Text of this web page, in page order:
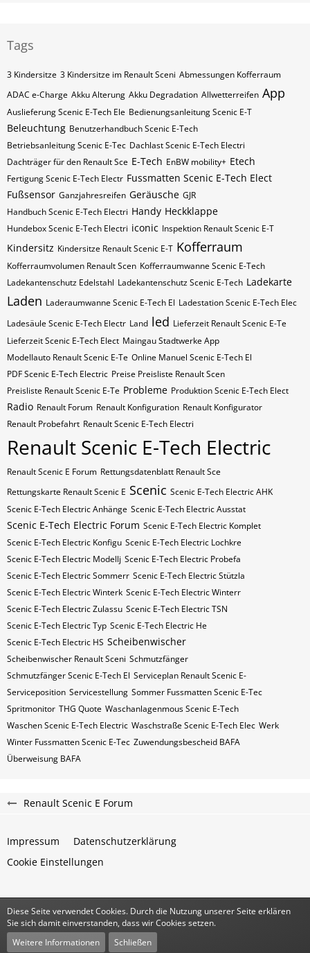
Tags
3 Kindersitze 3 Kindersitze im Renault Sceni Abmessungen Kofferraum
ADAC e-Charge Akku Alterung Akku Degradation Allwetterreifen App
Auslieferung Scenic E-Tech Ele Bedienungsanleitung Scenic E-T
Beleuchtung Benutzerhandbuch Scenic E-Tech
Betriebsanleitung Scenic E-Tec Dachlast Scenic E-Tech Electri
Dachträger für den Renault Sce E-Tech EnBW mobility+ Etech
Fertigung Scenic E-Tech Electr Fussmatten Scenic E-Tech Elect
Fußsensor Ganzjahresreifen Geräusche GJR
Handbuch Scenic E-Tech Electri Handy Heckklappe
Hundebox Scenic E-Tech Electri iconic Inspektion Renault Scenic E-T
Kindersitz Kindersitze Renault Scenic E-T Kofferraum
Kofferraumvolumen Renault Scen Kofferraumwanne Scenic E-Tech
Ladekantenschutz Edelstahl Ladekantenschutz Scenic E-Tech Ladekarte
Laden Laderaumwanne Scenic E-Tech El Ladestation Scenic E-Tech Elec
Ladesäule Scenic E-Tech Electr Land led Lieferzeit Renault Scenic E-Te
Lieferzeit Scenic E-Tech Elect Maingau Stadtwerke App
Modellauto Renault Scenic E-Te Online Manuel Scenic E-Tech El
PDF Scenic E-Tech Electric Preise Preisliste Renault Scen
Preisliste Renault Scenic E-Te Probleme Produktion Scenic E-Tech Elect
Radio Renault Forum Renault Konfiguration Renault Konfigurator
Renault Probefahrt Renault Scenic E-Tech Electri
Renault Scenic E-Tech Electric
Renault Scenic E Forum Rettungsdatenblatt Renault Sce
Rettungskarte Renault Scenic E Scenic Scenic E-Tech Electric AHK
Scenic E-Tech Electric Anhänge Scenic E-Tech Electric Ausstat
Scenic E-Tech Electric Forum Scenic E-Tech Electric Komplet
Scenic E-Tech Electric Konfigu Scenic E-Tech Electric Lochkre
Scenic E-Tech Electric Modellj Scenic E-Tech Electric Probefa
Scenic E-Tech Electric Sommerr Scenic E-Tech Electric Stützla
Scenic E-Tech Electric Winterk Scenic E-Tech Electric Winterr
Scenic E-Tech Electric Zulassu Scenic E-Tech Electric​​​​ TSN
Scenic E-Tech Electric​​​​ Typ Scenic E-Tech Electric​​​​​ He
Scenic E-Tech Electric​​​​​ HS Scheibenwischer
Scheibenwischer Renault​ Sceni Schmutzfänger
Schmutzfänger Scenic E-Tech El Serviceplan Renault Scenic E-
Serviceposition Servicestellung Sommer Fussmatten Scenic E-Tec
Spritmonitor THG Quote Waschanlagenmous Scenic E-Tech
Waschen Scenic E-Tech Electric Waschstraße Scenic E-Tech Elec Werk
Winter Fussmatten Scenic E-Tec Zuwendungsbescheid BAFA
Überweisung BAFA
Renault Scenic E Forum
Impressum
Datenschutzerklärung
Cookie Einstellungen
Community-Software:WoltLab Suite™
Stil:Classicvon
Diese Seite verwendet Cookies. Durch die Nutzung unserer Seite erklären
Sie sich damit einverstanden, dass wir Cookies setzen.
Weitere Informationen
Schließen